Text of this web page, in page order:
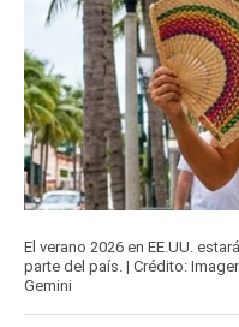
El verano 2026 en EE.UU.
parte del país. | Crédito:
Gemini